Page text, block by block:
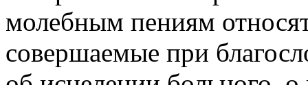
молебным пениям
совершаемые при